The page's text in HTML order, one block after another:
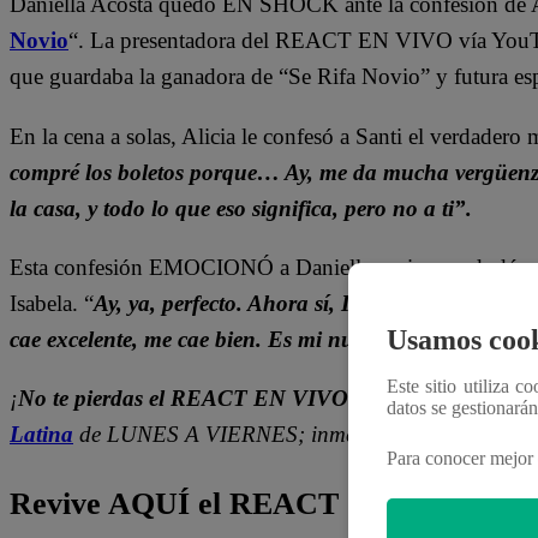
Novio“. La presentadora del REACT EN VIVO vía
que guardaba la ganadora de “Se Rifa Novio” y futura
En la cena a solas, Alicia le confesó a Santi el
compré los boletos porque… Ay, me da mucha
la casa, y todo lo que eso significa, pero no a ti”.
Esta confesión EMOCIONÓ a Daniella, quien no dudó
Isabela. “Ay, ya, perfecto. Ahora sí, Isabela y él, el
cae excelente, me cae bien. Es mi nueva amiga“,
¡No te pierdas el REACT EN VIVO de “Pobre Novio”
Latina de LUNES A VIERNES; inmediatamente
Revive AQUÍ el REACT del capítulo
Usamos
Este sitio utiliza
datos se
Para conocer